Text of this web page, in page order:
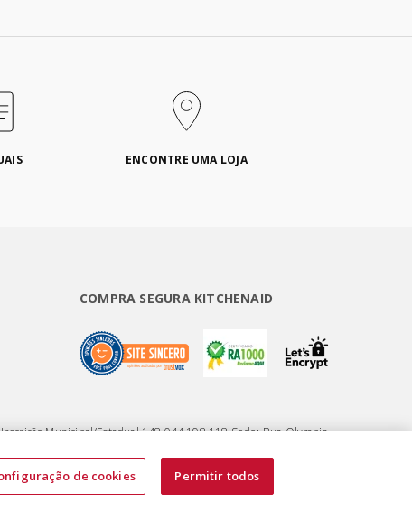
ENCONTRE UMA LOJA
COMPRA SEGURA KITCHENAID
Municipal/Estadual 148.044.198.118 Sede: Rua Olympia
de cookies Permitir todos